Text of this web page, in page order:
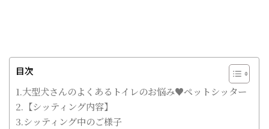
目次
1.大型犬さんのよくあるトイレのお悩み♥ペットシッター
2.【シッティング内容】
3.シッティング中のご様子